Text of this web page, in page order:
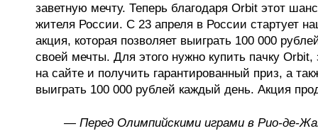
заветную мечту. Теперь благодаря Orbit этот
жителя России. С 23 апреля в России стартует
акция, которая позволяет выиграть 100 000
своей мечты. Для этого нужно купить пачку Orbit,
на сайте и получить гарантированный приз, а
выиграть 100 000 рублей каждый день. Акция
— Перед Олимпийскими играми в Рио-де-